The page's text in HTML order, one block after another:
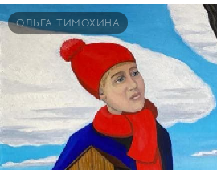
ОЛЬГА ТИМОХИНА